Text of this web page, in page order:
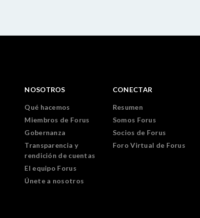
NOSOTROS
Qué hacemos
Miembros de Forus
Gobernanza
Transparencia y
rendición de cuentas
El equipo Forus
Únete a nosotros
CONECTAR
Resumen
Somos Forus
Socios de Forus
Foro Virtual de Forus